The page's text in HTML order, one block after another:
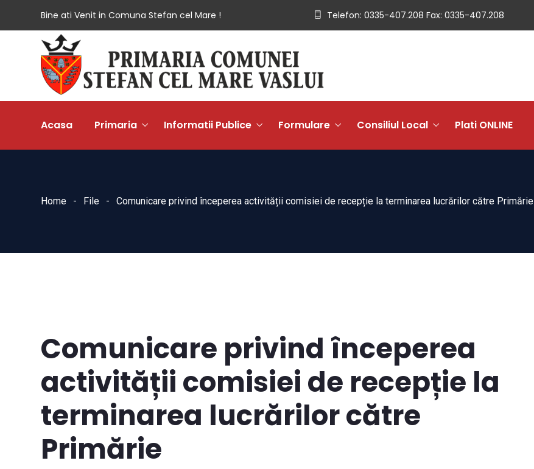
Bine ati Venit in Comuna Stefan cel Mare ! Telefon: 0335-407.208 Fax: 0335-407.208
Acasa Primaria Informatii Publice Formulare Consiliul Local Plati ONLINE
Home File Comunicare privind începerea activității comisiei de recepție la terminarea lucrărilor către Primărie
Comunicare privind începerea
activității comisiei de recepție la
terminarea lucrărilor către
Primărie